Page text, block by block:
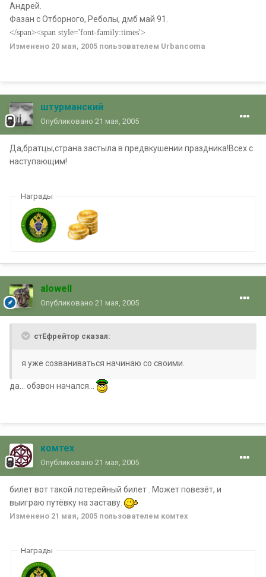
Андрей.
Фазан с Отборного, Реболы, дмб май 91.
</span><span style='font-family:times'>
Изменено 20 мая, 2005 пользователем Urbancoma
штурманский
Опубликовано 21 мая, 2005
Да,братцы,страна застыла в предвкушении праздника!Всех с
наступающим!
Награды
alowell
Опубликовано 21 мая, 2005
стЕфрейтор сказал:
я уже созваниваться начинаю со своими.
да... обзвон начался...
комтех
Опубликовано 21 мая, 2005
билет вот такой лотерейный билет . Может повезёт, и
выиграю путёвку на заставу.
Изменено 21 мая, 2005 пользователем комтех
Награды